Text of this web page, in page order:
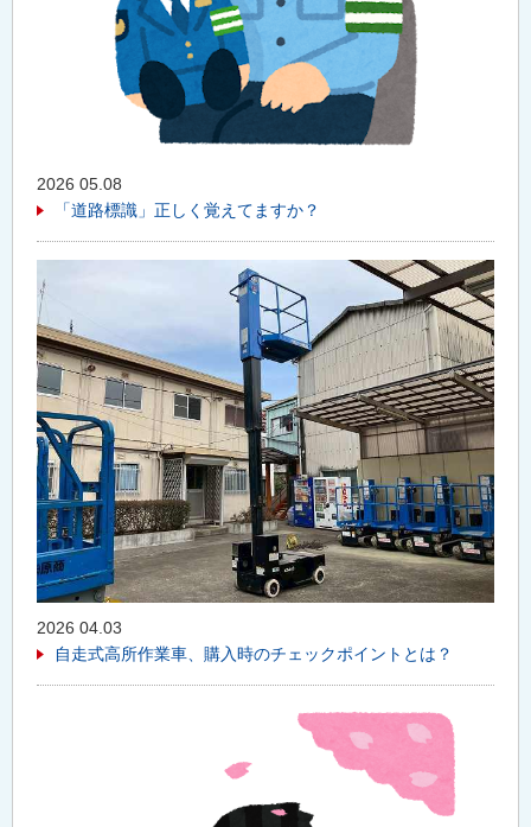
2026 05.08
「道路標識」正しく覚えてますか？
2026 04.03
自走式高所作業車、購入時のチェックポイントとは？